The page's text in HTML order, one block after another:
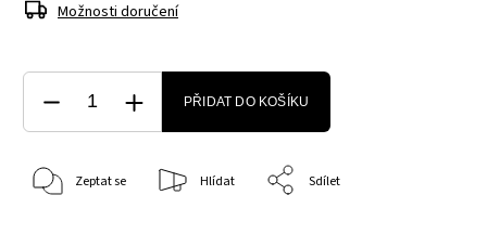
Možnosti doručení
PŘIDAT DO KOŠÍKU
Zeptat se Hlídat Sdílet